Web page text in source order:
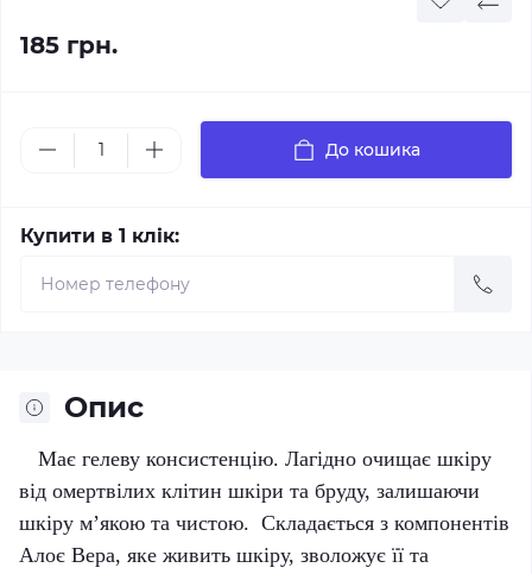
185 грн.
До кошика
Купити в 1 клік:
Опис
Має гелеву консистенцію. Лагідно очищає шкіру
від омертвілих клітин шкіри та бруду, залишаючи
шкіру м’якою та чистою. Складається з компонентів
Алоє Вера, яке живить шкіру, зволожує її та